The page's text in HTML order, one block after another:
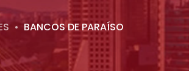
BANCOS DE PARAÍSO